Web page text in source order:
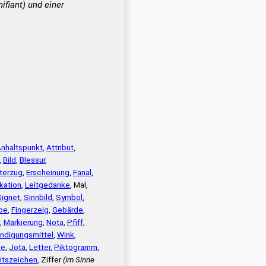
und einer
, Attribut,
Bild Blessur,
Erscheinung Fanal
Leitgedanke , Mal,
, Sinnbild Symbol
Fingerzeig Gebärde
Markierung Nota Pfiff,
Wink
Jota Letter, Piktogramm
, Ziffer(im Sinne